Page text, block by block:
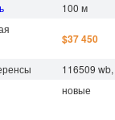
100 м
$37 450
116509
новые